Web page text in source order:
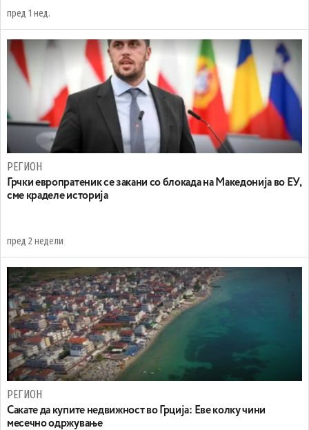
пред 1 нед.
РЕГИОН
Грчки европратеник се закани со блокада на Македонија во ЕУ,
сме краделе историја
пред 2 недели
РЕГИОН
Сакате да купите недвижност во Грција: Еве колку чини
месечно одржување